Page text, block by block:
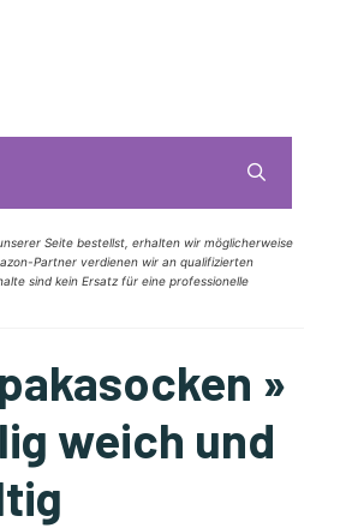
Seite bestellst, erhalten wir möglicherweise
Partner verdienen wir an qualifizierten
sind kein Ersatz für eine professionelle
»
weich und